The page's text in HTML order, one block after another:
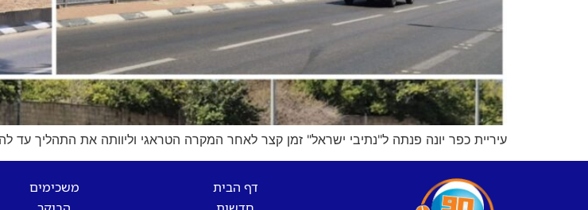
עיריית כפר יונה פנתה ל"נתיבי ישראל" זמן קצר לאחר המקרה הטראגי וליוותה את התהליך עד
דף הבית
משכימים